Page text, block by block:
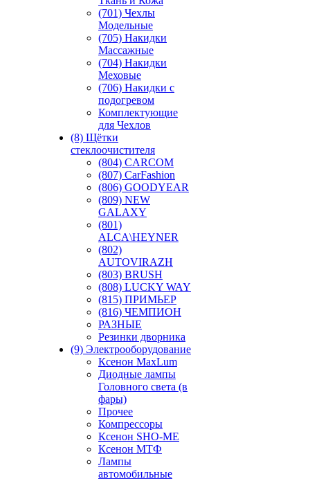
(701) Чехлы
Модельные
(705) Накидки
Массажные
(704) Накидки
Меховые
(706) Накидки с
подогревом
Комплектующие
для Чехлов
(8) Щётки
стеклоочистителя
(804) CARCOM
(807) CarFashion
(806) GOODYEAR
(809) NEW
GALAXY
(801)
ALCA\HEYNER
(802)
AUTOVIRAZH
(803) BRUSH
(808) LUCKY WAY
(815) ПРИМЬЕР
(816) ЧЕМПИОН
РАЗНЫЕ
Резинки дворника
(9) Электрооборудование
Ксенон MaxLum
Диодные лампы
Головного света (в
фары)
Прочее
Компрессоры
Ксенон SHO-ME
Ксенон МТФ
Лампы
автомобильные